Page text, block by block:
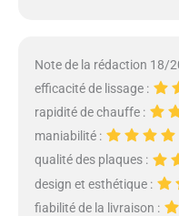
Note de la rédaction 18/
efficacité de lissage :
rapidité de chauffe :
maniabilité :
qualité des plaques :
design et esthétique :
fiabilité de la livraison :